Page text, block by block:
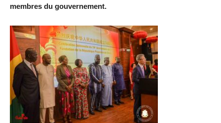
membres du gouvernement.